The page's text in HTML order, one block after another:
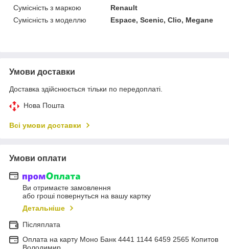
Сумісність з маркою
Renault
Сумісність з моделлю
Espace, Scenic, Clio, Megane
Умови доставки
Доставка здійснюється тільки по передоплаті.
Нова Пошта
Всі умови доставки
Умови оплати
Ви отримаєте замовлення
або гроші повернуться на вашу картку
Детальніше
Післяплата
Оплата на карту Моно Банк 4441 1144 6459 2565 Копитов